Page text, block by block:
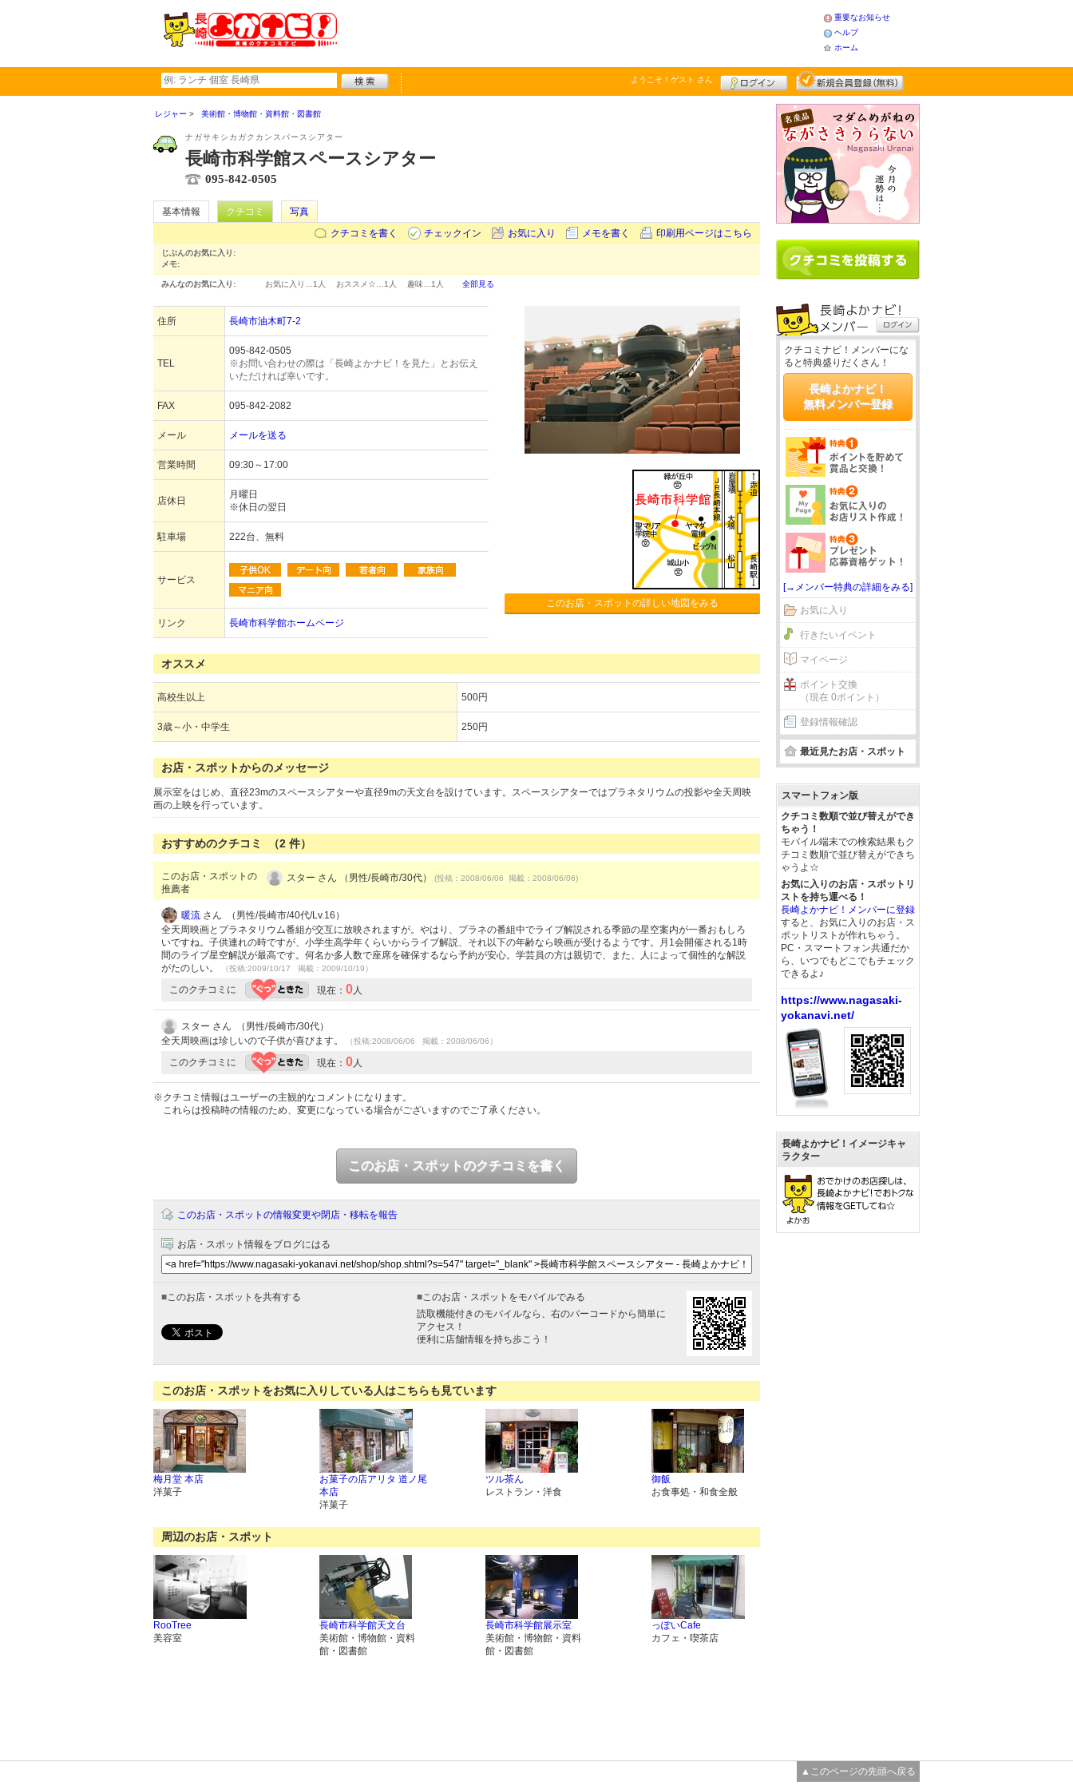
重要なお知らせ
ヘルプ
ホーム
ようこそ！ ゲスト さん
レジャー 美術館・博物館・資料館・図書館
ナガサキシカガクカンスパースシアター
長崎市科学館スペースシアター
095-842-0505
基本情報 クチコミ
写真
クチコミを書く
チェックイン お気に入り メモを書く 印刷用ページはこちら
じぶんのお気に入り:
メモ:
みんなのお気に入り: お気に入り… 1人 おススメ☆… 1人 趣味… 1人 全部見る
住所 長崎市油木町7-2
TEL
095-842-0505
※お問い合わせの際は「長崎よかナビ！を見た」とお伝え
いただければ幸いです。
FAX 095-842-2082
メール メールを送る
営業時間 09:30～17:00
店休日
月曜日
※休日の翌日
駐車場 222台、無料
サービス
リンク 長崎市科学館ホームページ
このお店・スポットの詳しい地図をみる
オススメ
高校生以上 500円
3歳～小・中学生 250円
お店・スポットからのメッセージ
展示室をはじめ、直径23mのスペースシアターや直径9mの天文台を設けています。スペースシアターではプラネタリウムの投影や全天周映
画の上映を行っています。
おすすめのクチコミ （2 件）
このお店・スポットの
推薦者
スター さん （男性/長崎市/30代） (投稿：2008/06/06 掲載：2008/06/06)
暖流 さん （男性/長崎市/40代/Lv.16）
全天周映画とプラネタリウム番組が交互に放映されますが。やはり、プラネの番組中でライブ解説される季節の星空案内が一番おもしろ
いですね。子供連れの時ですが、小学生高学年くらいからライブ解説、それ以下の年齢なら映画が受けるようです。月1会開催される1時
間のライブ星空解説が最高です。何名か多人数で座席を確保するなら予約が安心。学芸員の方は親切で、また、人によって個性的な解説
がたのしい。
（投稿:2009/10/17 掲載：2009/10/19）
このクチコミに 現在： 0人
スター さん （男性/長崎市/30代）
全天周映画は珍しいので子供が喜びます。
（投稿:2008/06/06 掲載：2008/06/06）
このクチコミに 現在： 0人
※クチコミ情報はユーザーの主観的なコメントになります。
これらは投稿時の情報のため、変更になっている場合がございますのでご了承ください。
このお店・スポットのクチコミを書く
このお店・スポットの情報変更や閉店・移転を報告
お店・スポット情報をブログにはる
■このお店・スポットを共有する ■このお店・スポットをモバイルでみる
読取機能付きのモバイルなら、右のバーコードから簡単に
アクセス！
便利に店舗情報を持ち歩こう！
このお店・スポットをお気に入りしている人はこちらも見ています
梅月堂 本店
洋菓子
お菓子の店アリタ 道ノ尾
本店
洋菓子
ツル茶ん
レストラン・洋食
御飯
お食事処・和食全般
周辺のお店・スポット
RooTree
美容室
長崎市科学館天文台
美術館・博物館・資料
館・図書館
長崎市科学館展示室
美術館・博物館・資料
館・図書館
っぽいCafe
カフェ・喫茶店
クチコミナビ！メンバーにな
ると特典盛りだくさん！
長崎よかナビ！
無料メンバー登録
[→メンバー特典の詳細をみる]
お気に入り
行きたいイベント
マイページ
ポイント交換
（現在 0ポイント）
登録情報確認
最近見たお店・スポット
スマートフォン版
クチコミ数順で並び替えができ
ちゃう！
モバイル端末での検索結果もク
チコミ数順で並び替えができち
ゃうよ☆
お気に入りのお店・スポットリ
ストを持ち運べる！
長崎よかナビ！メンバーに登録
すると、お気に入りのお店・ス
ポットリストが作れちゃう。
PC・スマートフォン共通だか
ら、いつでもどこでもチェック
できるよ♪
https://www.nagasaki-
yokanavi.net/
長崎よかナビ！イメージキャ
ラクター
▲このページの先頭へ戻る